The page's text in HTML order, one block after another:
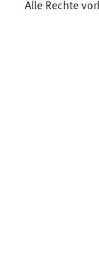
Alle Rechte